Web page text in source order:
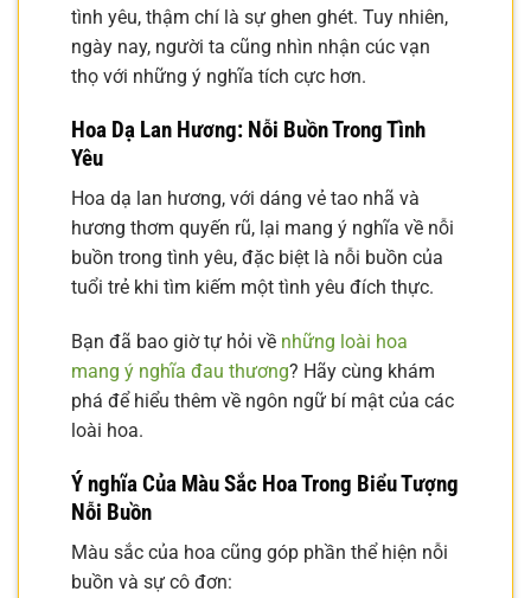
tình yêu, thậm chí là sự ghen ghét. Tuy nhiên,
ngày nay, người ta cũng nhìn nhận cúc vạn
thọ với những ý nghĩa tích cực hơn.
Hoa Dạ Lan Hương: Nỗi Buồn Trong Tình
Yêu
Hoa dạ lan hương, với dáng vẻ tao nhã và
hương thơm quyến rũ, lại mang ý nghĩa về nỗi
buồn trong tình yêu, đặc biệt là nỗi buồn của
tuổi trẻ khi tìm kiếm một tình yêu đích thực.
Bạn đã bao giờ tự hỏi về những loài hoa
mang ý nghĩa đau thương? Hãy cùng khám
phá để hiểu thêm về ngôn ngữ bí mật của các
loài hoa.
Ý nghĩa Của Màu Sắc Hoa Trong Biểu Tượng
Nỗi Buồn
Màu sắc của hoa cũng góp phần thể hiện nỗi
buồn và sự cô đơn: